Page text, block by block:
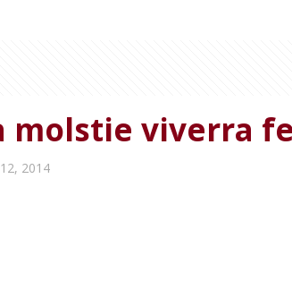
molstie viverra
2014